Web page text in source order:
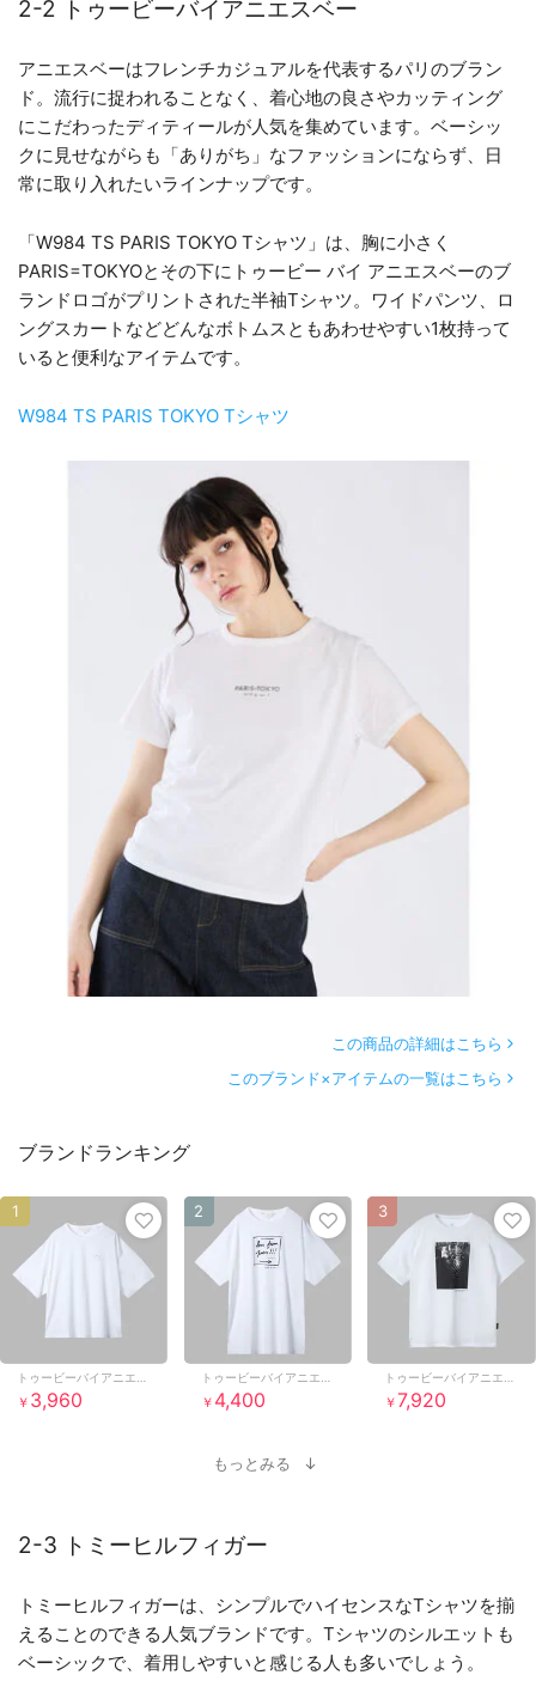
2-2 トゥービーバイアニエスベー
アニエスベーはフレンチカジュアルを代表するパリのブラン
ド。流行に捉われることなく、着心地の良さやカッティング
にこだわったディティールが人気を集めています。ベーシッ
クに見せながらも「ありがち」なファッションにならず、日
常に取り入れたいラインナップです。
「W984 TS PARIS TOKYO Tシャツ」は、胸に小さく
PARIS=TOKYOとその下にトゥービー バイ アニエスベーのブ
ランドロゴがプリントされた半袖Tシャツ。ワイドパンツ、ロ
ングスカートなどどんなボトムスともあわせやすい1枚持って
いると便利なアイテムです。
W984 TS PARIS TOKYO Tシャツ
この商品の詳細はこちら
このブランド×アイテムの一覧はこちら
ブランドランキング
￥ 3,960
1
￥ 4,400
2
￥7,920
3
もっとみる
2-3 トミーヒルフィガー
トミーヒルフィガーは、シンプルでハイセンスなTシャツを揃
えることのできる人気ブランドです。Tシャツのシルエットも
ベーシックで、着用しやすいと感じる人も多いでしょう。